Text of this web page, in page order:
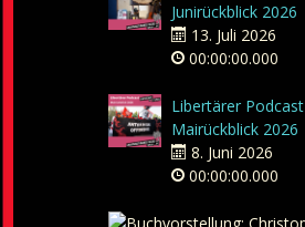
Junirückblick 2026
13. Juli 2026
00:00:00.000
Libertärer Podcast
Mairückblick 2026
8. Juni 2026
00:00:00.000